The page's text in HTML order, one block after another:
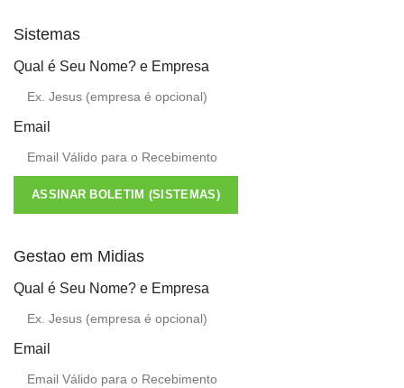
Sistemas
Qual é Seu Nome? e Empresa
Email
ASSINAR BOLETIM (SISTEMAS)
Gestao em Midias
Qual é Seu Nome? e Empresa
Email